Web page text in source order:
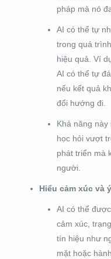
pháp mà nó
AI có thể tự
trong quá
hiệu quả. Ví
AI có thể tự
nếu kết quả
đổi hướng đi.
Khả năng
học hỏi vượt
phát triển mà
người.
Hiểu cảm xúc và
AI có thể
cảm xúc,
tín hiệu như
mặt hoặc